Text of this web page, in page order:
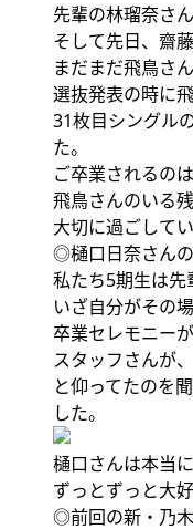
先輩の林瑠奈さ
そして先日、齋
まだまだ飛鳥さ
選抜発表の時に
31枚目シングル
た。
ご卒業されるの
飛鳥さんのいる残
大切に過ごして
◎樋口日奈さん
私たち5期生は先
いざ自分がその
卒業セレモニー
スタッフさんが
と仰ってたのを
した。
樋口さんは本当
ずっとずっと大
◎前回の新・乃木